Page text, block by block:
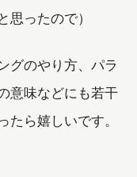
ったので）
グのやり方、パラ
意味などにも若干
ら嬉しいです。